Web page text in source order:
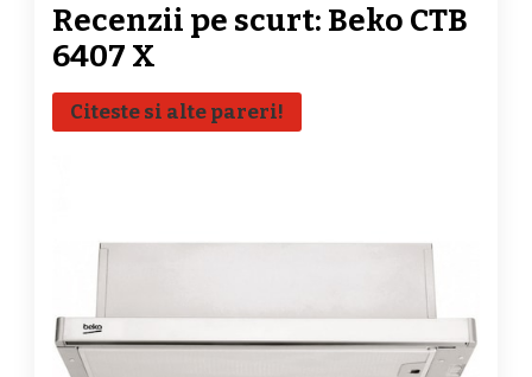
Recenzii pe scurt: Beko CTB
6407 X
Citeste si alte pareri!